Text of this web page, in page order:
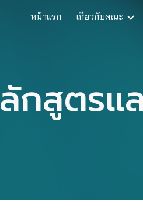
Skip to
หน้าแรก เกี่ยวกับคณะ
กสูตรแ